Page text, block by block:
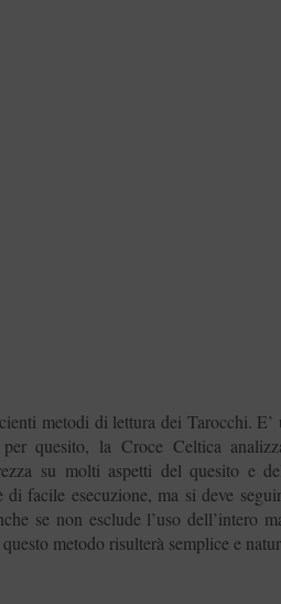
metodi di lettura dei Tarocchi. E’
quesito, la Croce Celtica
su molti aspetti del quesito e
facile esecuzione, ma si deve
se non esclude l’uso dell’intero
metodo risulterà semplice e